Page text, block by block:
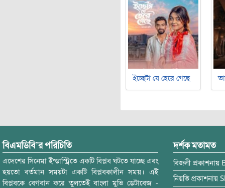
ইচ্ছেটা যে হেরে গেছে
বিএমডিবি’র পরিচিতি
এদেশের সিনেমা ইন্ডাস্ট্রিতে একটি বিপ্লব ঘটতে যাচ্ছে এবং
হয়তো বর্তমান সময়টা একটি বিপ্লবকালীন সময়। এই
বিপ্লবকে বেগবান করে তুলতেই বাংলা মুভি ডেটাবেজ -
দর্শক মতামত
বিজলী প্রকাশনায়
নিয়তি প্রকাশনায়